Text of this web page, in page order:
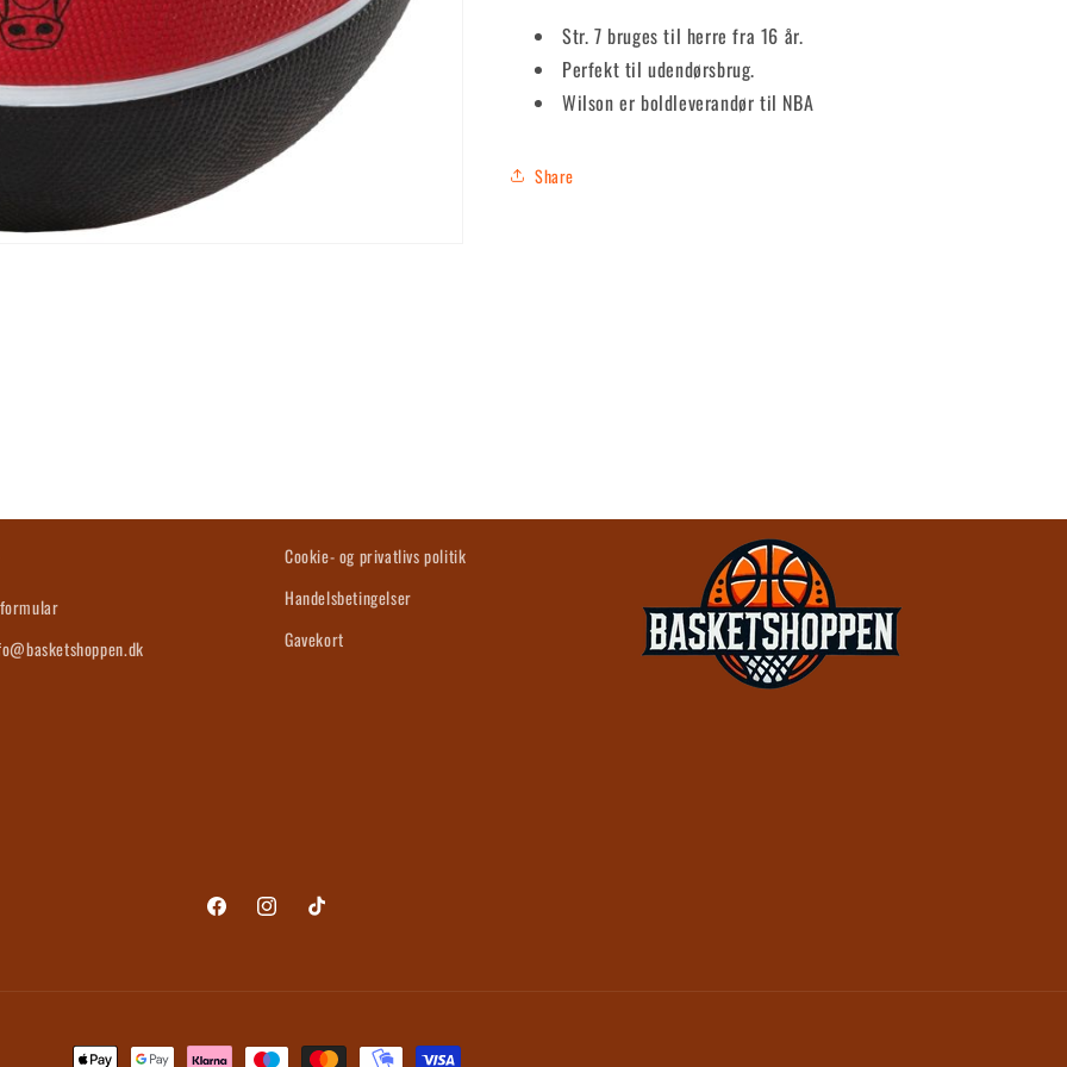
Str. 7 bruges til herre fra 16 år.
Perfekt til udendørsbrug.
Wilson er boldleverandør til NBA
Share
Cookie- og privatlivs politik
Handelsbetingelser
Gavekort
FacebookInstagramTikTok
Betalingsmetoder